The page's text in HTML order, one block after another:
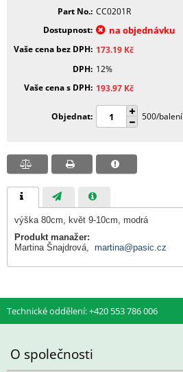
Part No. CC0201R
Dostupnost
na objednávku
Vaše cena bez DPH 173.19 Kč
DPH 12%
Vaše cena s DPH 193.97 Kč
Objednat 500/balení
výška 80cm, květ 9-10cm, modrá
Produkt manažer:
Martina Šnajdrová, martina@pasic.cz
Technické oddělení: +420 553 786 006
O společnosti